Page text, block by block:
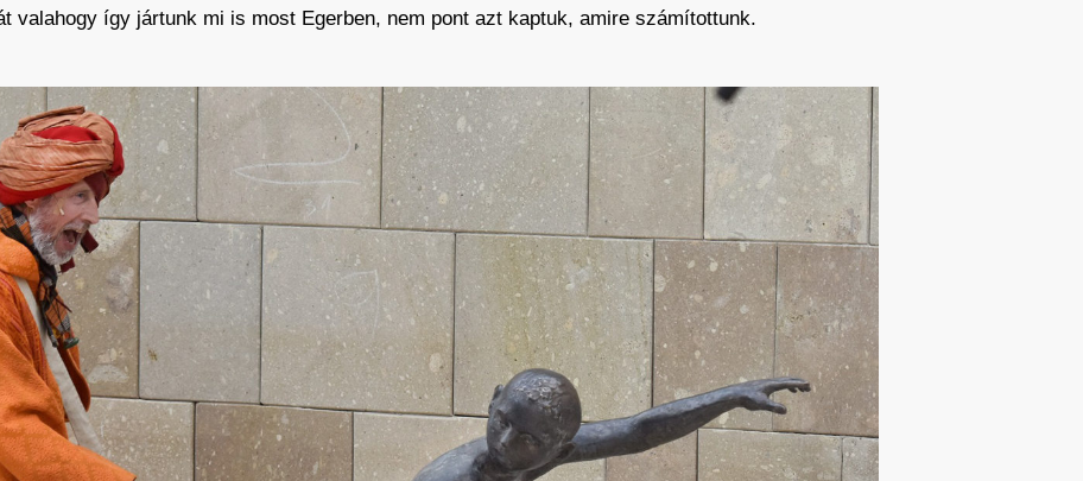
valahogy így jártunk mi is most Egerben, nem pont azt kaptuk, amire számítottunk.